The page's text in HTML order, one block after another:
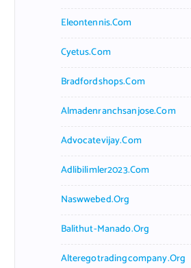
Eleontennis.com
Cyetus.com
Bradfordshops.com
Almadenranchsanjose.com
Advocatevijay.com
Adlibilimler2023.com
Naswwebed.org
Balithut-Manado.org
Alteregotradingcompany.org